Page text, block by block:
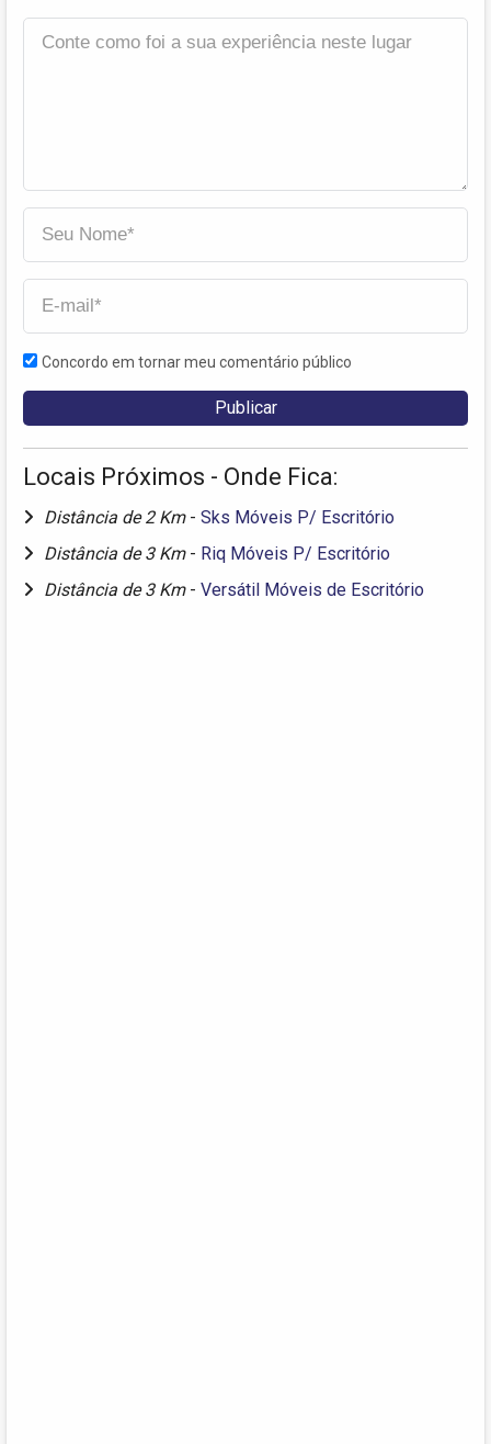
Concordo em tornar meu comentário público
Locais Próximos - Onde Fica:
Distância de 2 Km - Sks Móveis P/ Escritório
Distância de 3 Km - Riq Móveis P/ Escritório
Distância de 3 Km - Versátil Móveis de Escritório